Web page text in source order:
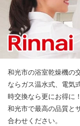
和光市の浴室乾燥機の
ならガス温水式、電気
時交換なら更にお得に
和光市で最高の品質と
合わせください。